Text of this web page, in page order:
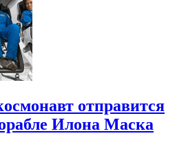
отправится
Илона Маска